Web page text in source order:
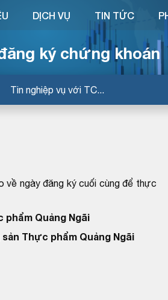
ký chứng khoán
Tin nghiệp vụ với TC...
DỊCH VỤ TIN TỨC
về ngày đăng ký cuối cùng để thực
phẩm Quảng Ngãi
Thực phẩm Quảng Ngãi